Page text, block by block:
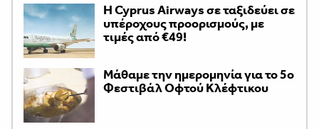
H Cyprus Airways σε ταξιδεύει σε
υπέροχους προορισμούς, με
τιμές από €49!
Μάθαμε την ημερομηνία για το 5ο
Φεστιβάλ Οφτού Κλέφτικου